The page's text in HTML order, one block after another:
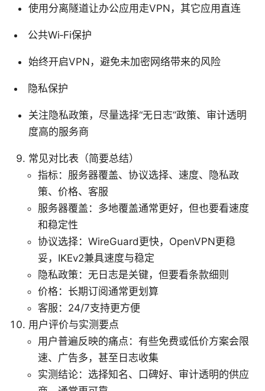
使用分离隧道让办公应用走VPN，其它应用直连
公共Wi‑Fi保护
始终开启VPN，避免未加密网络带来的风险
隐私保护
关注隐私政策，尽量选择“无日志”政策、审计透明
度高的服务商
常见对比表（简要总结）
指标：服务器覆盖、协议选择、速度、隐私政
策、价格、客服
服务器覆盖：多地覆盖通常更好，但也要看速度
和稳定性
协议选择：WireGuard更快，OpenVPN更稳
妥，IKEv2兼具速度与稳定
隐私政策：无日志是关键，但要看条款细则
价格：长期订阅通常更划算
客服：24/7支持更方便
用户评价与实测要点
用户普遍反映的痛点：有些免费或低价方案会限
速、广告多，甚至日志收集
实测结论：选择知名、口碑好、审计透明的供应